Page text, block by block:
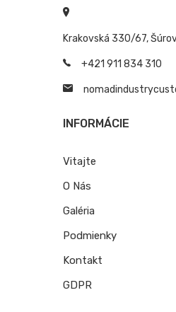
Krakovská 330/67,
+421 911 834 310
INFORMÁCIE
Vitajte
O Nás
Galéria
Podmienky
Kontakt
GDPR